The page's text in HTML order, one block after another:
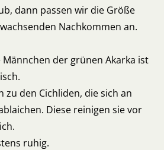
dann passen wir die Größe
Nachkommen an.
Männchen der grünen Akarka ist
zu den Cichliden, die sich an
Diese reinigen sie vor
ruhig.